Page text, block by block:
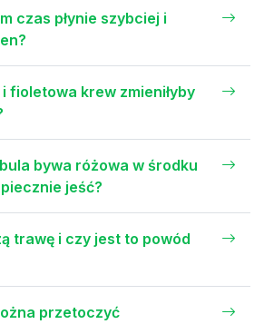
czas płynie szybciej i
fioletowa krew zmieniłyby
bywa różowa w środku
jeść?
trawę i czy jest to powód
przetoczyć